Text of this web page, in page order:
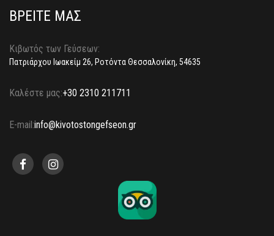
ΒΡΕΙΤΕ ΜΑΣ
Κιβωτός των Γεύσεων:
Πατριάρχου Ιωακείμ 26, Ροτόντα Θεσσαλονίκη, 54635
Καλέστε μας:+30 2310 211711
E-mail:info@kivotostongefseon.gr